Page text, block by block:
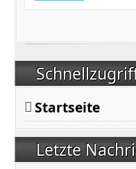
Startseite
Letzte